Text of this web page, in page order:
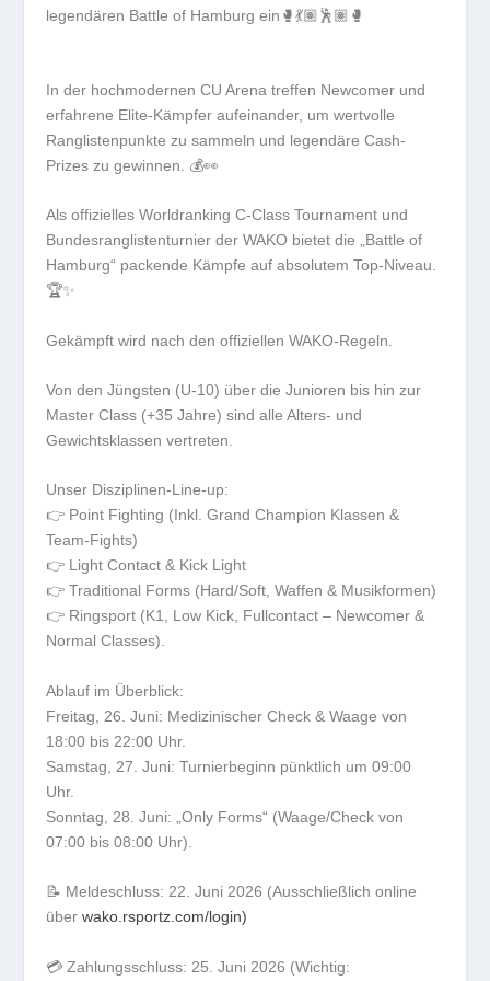
legendären Battle of Hamburg ein🥊💃🏽🕺🏽🥊
In der hochmodernen CU Arena treffen Newcomer und
erfahrene Elite-Kämpfer aufeinander, um wertvolle
Ranglistenpunkte zu sammeln und legendäre Cash-
Prizes zu gewinnen. 💰👀
Als offizielles Worldranking C-Class Tournament und
Bundesranglistenturnier der WAKO bietet die „Battle of
Hamburg“ packende Kämpfe auf absolutem Top-Niveau.
🏆✨
Gekämpft wird nach den offiziellen WAKO-Regeln.
​Von den Jüngsten (U-10) über die Junioren bis hin zur
Master Class (+35 Jahre) sind alle Alters- und
Gewichtsklassen vertreten.
​Unser Disziplinen-Line-up:
​👉 Point Fighting (Inkl. Grand Champion Klassen &
Team-Fights)
​👉 Light Contact & Kick Light
​👉 Traditional Forms (Hard/Soft, Waffen & Musikformen)
​👉 Ringsport (K1, Low Kick, Fullcontact – Newcomer &
Normal Classes).
Ablauf im Überblick:
​Freitag, 26. Juni: Medizinischer Check & Waage von
18:00 bis 22:00 Uhr.
​Samstag, 27. Juni: Turnierbeginn pünktlich um 09:00
Uhr.
​Sonntag, 28. Juni: „Only Forms“ (Waage/Check von
07:00 bis 08:00 Uhr).
📝 Meldeschluss: 22. Juni 2026 (Ausschließlich online
überwako.rsportz.com/login)
​💳 Zahlungsschluss: 25. Juni 2026 (Wichtig: